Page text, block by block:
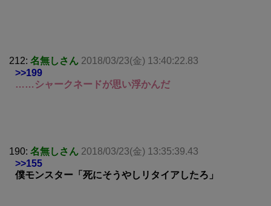
212: 名無しさん 2018/03/23(金) 13:40:22.83
>>199
……シャークネードが思い浮かんだ
190: 名無しさん 2018/03/23(金) 13:35:39.43
>>155
僕モンスター「死にそうやしリタイアしたろ」